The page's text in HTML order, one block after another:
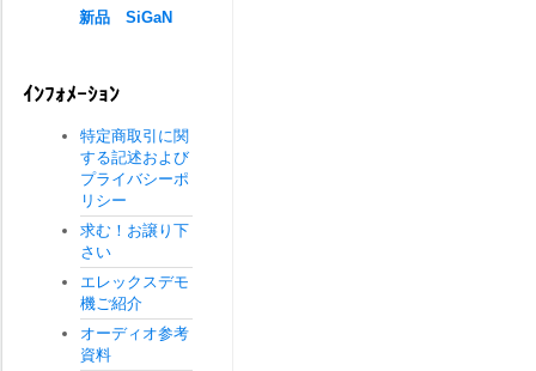
新品 SiGaN
ｲﾝﾌｫﾒｰｼｮﾝ
特定商取引に関
する記述および
プライバシーポ
リシー
求む！お譲り下
さい
エレックスデモ
機ご紹介
オーディオ参考
資料